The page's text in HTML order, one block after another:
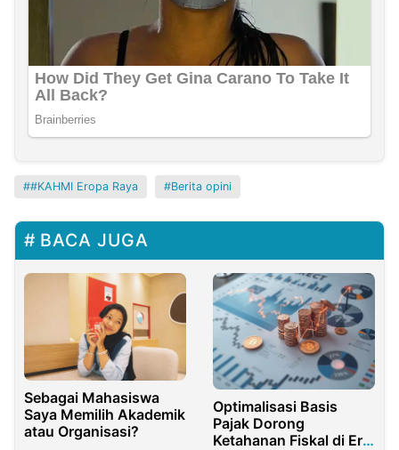
#KAHMI Eropa Raya Berita opini
BACA JUGA
Sebagai Mahasiswa
Saya Memilih Akademik
atau Organisasi?
Optimalisasi Basis
Pajak Dorong
Ketahanan Fiskal di Era